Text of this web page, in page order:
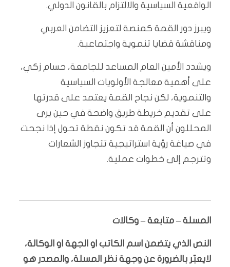
الواقعية السياسية والالتزام بالقانون الدولي.
ويبرز دور القمة كمنصة لتعزيز التضامن العربي
ومناقشة قضايا تنموية واجتماعية.
ويشدد الأمين العام المساعد للجامعة، حسام زكي،
على أهمية معالجة الأولويات السياسية
والتنموية، لكن نجاح القمة يعتمد على قدرتها
على تقديم خريطة طريق واضحة في حين يرى
المحللون أن القمة قد تكون نقطة تحول إذا نجحت
في صياغة رؤية استراتيجية تتجاوز الشعارات
وتترجم إلى خطوات عملية.
المسلة – متابعة – وكالات
النص الذي يتضمن اسم الكاتب او الجهة او الوكالة،
لايعبّر بالضرورة عن وجهة نظر المسلة، والمصدر هو